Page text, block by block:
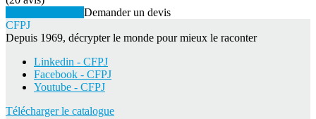
Demander un devis
CFPJ
Depuis 1969, décrypter le monde pour mieux le raconter
Linkedin - CFPJ
Facebook - CFPJ
Youtube - CFPJ
Télécharger le catalogue